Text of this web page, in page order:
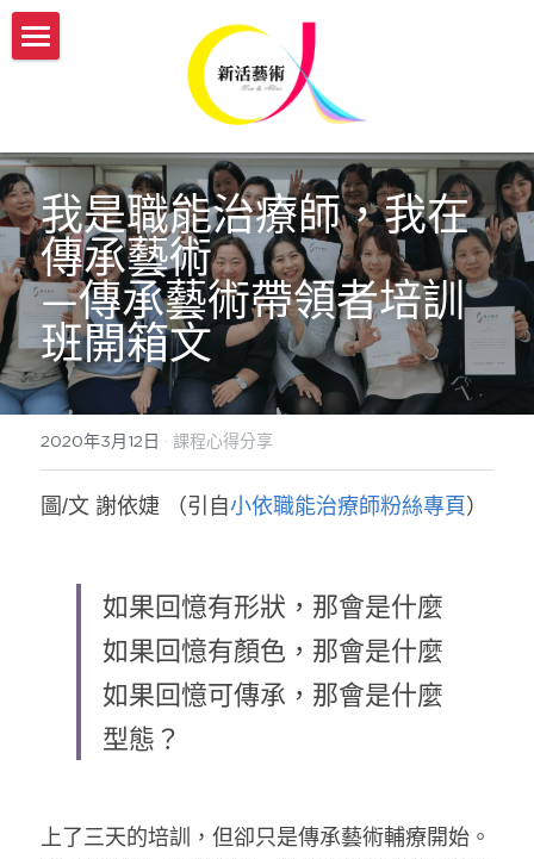
新活團隊介紹
傳承藝術服務方案
生命故事書
【機構據點】延緩模組與藝術輔療課程
【個人】藝術輔療團體課
【個人】到府藝術輔療
【政府企業】手作舒壓課程
【政府企業】工作坊
開課與活動
【實體】傳承藝術帶領者培訓班
【線上】熟齡活動帶領師資培訓
【實體/線上】藝術輔療課程、生命故事書
年度開課一覽表
參與志工服務
媒體報導
新活部落格
ESG/CSR 企業服務
english
會員登入
數位祝福轉盤
我是職能治療師，我在
傳承藝術
—傳承藝術帶領者培訓
班開箱文
2020年3月12日 · 課程心得分享
圖/文 謝依婕 （引自小依職能治療師粉絲專頁）
如果回憶有形狀，那會是什麼
如果回憶有顏色，那會是什麼
如果回憶可傳承，那會是什麼
型態？
上了三天的培訓，但卻只是傳承藝術輔療開始。